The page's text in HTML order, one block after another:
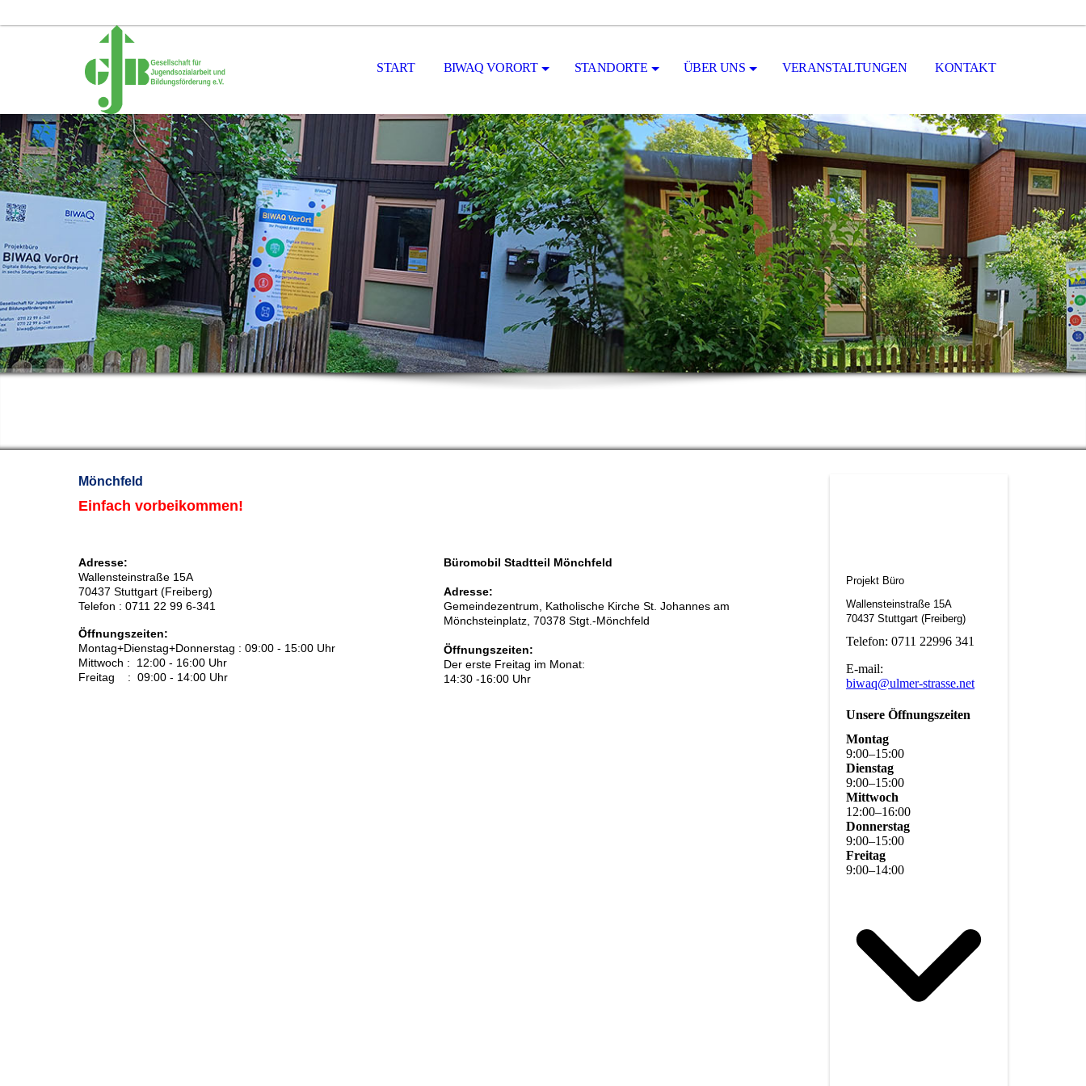
START BIWAQ VORORT STANDORTE ÜBER UNS VERANSTALTUNGEN KONTAKT
Mönchfeld
Einfach vorbeikommen!
Adresse:
Wallensteinstraße 15A
70437 Stuttgart (Freiberg)
Telefon : 0711 22 99 6-341
Öffnungszeiten:
Montag+Dienstag+Donnerstag : 09:00 - 15:00 Uhr
Mittwoch : 12:00 - 16:00 Uhr
Freitag : 09:00 - 14:00 Uhr
Büromobil Stadtteil Mönchfeld
Adresse:
Gemeindezentrum, Katholische Kirche St. Johannes am
Mönchsteinplatz, 70378 Stgt.-Mönchfeld
Öffnungszeiten:
Der erste Freitag im Monat:
14:30 -16:00 Uhr
Projekt Büro
Wallensteinstraße 15A
70437 Stuttgart (Freiberg)
Telefon: 0711 22996 341
E-mail:
biwaq@ulmer-strasse.net
Unsere Öffnungszeiten
Montag
9:00–15:00
Dienstag
9:00–15:00
Mittwoch
12:00–16:00
Donnerstag
9:00–15:00
Freitag
9:00–14:00